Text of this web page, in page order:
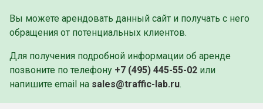
Вы можете арендовать данный сайт и получать с него
обращения от потенциальных клиентов.
Для получения подробной информации об аренде
позвоните по телефону +7 (495) 445-55-02 или
напишите email на sales@traffic-lab.ru.